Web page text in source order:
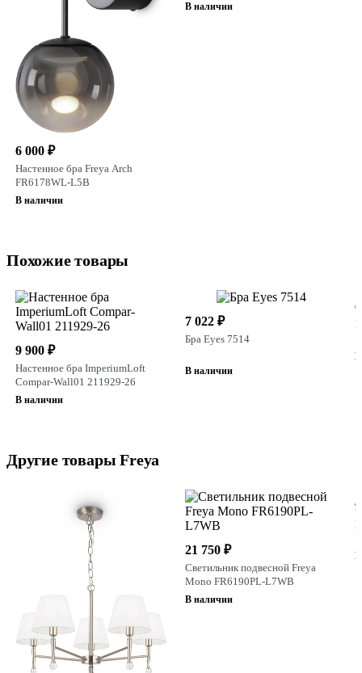
6 000 ₽
Настенное бра Freya Arch
FR6178WL-L5B
В наличии
В наличии
Похожие товары
9 900 ₽
Настенное бра ImperiumLoft
Compar-Wall01 211929-26
В наличии
7 022 ₽
Бра Eyes 7514
В наличии
В
Другие товары Freya
21 750 ₽
Светильник подвесной Freya
Mono FR6190PL-L7WB
В наличии
В